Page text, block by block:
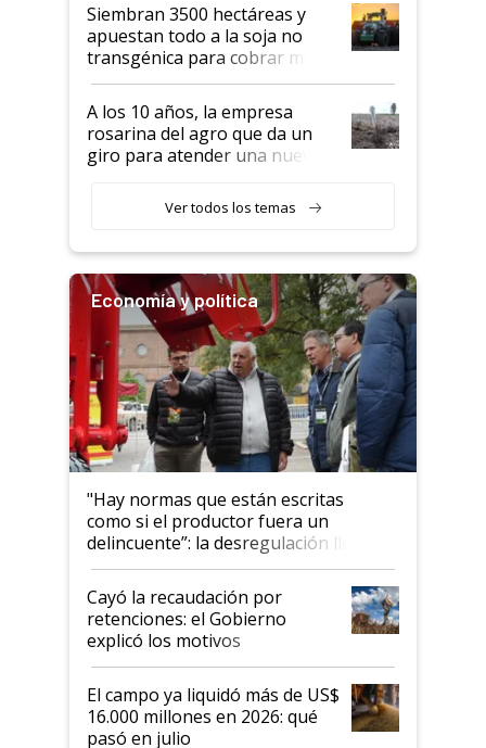
Siembran 3500 hectáreas y
apuestan todo a la soja no
transgénica para cobrar más
por tonelada: compraron un
semillero
A los 10 años, la empresa
rosarina del agro que da un
giro para atender una nueva
Ver todos los temas
Economía y política
"Hay normas que están escritas
como si el productor fuera un
delincuente”: la desregulación llegó
al Congreso Aapresid y hasta se
habló del financiamiento al IPCVA
Cayó la recaudación por
retenciones: el Gobierno
explicó los motivos
El campo ya liquidó más de US$
16.000 millones en 2026: qué
pasó en julio